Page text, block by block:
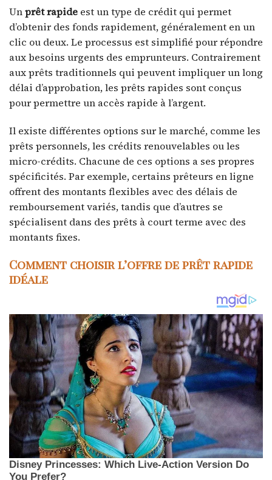
Unprêt rapide est un type de crédit qui permet
d’obtenir des fonds rapidement, généralement en un
clic ou deux. Le processus est simplifié pour répondre
aux besoins urgents des emprunteurs. Contrairement
aux prêts traditionnels qui peuvent impliquer un long
délai d’approbation, les prêts rapides sont conçus
pour permettre un accès rapide à l’argent.
Il existe différentes options sur le marché, comme les
prêts personnels, les crédits renouvelables ou les
micro-crédits. Chacune de ces options a ses propres
spécificités. Par exemple, certains prêteurs en ligne
offrent des montants flexibles avec des délais de
remboursement variés, tandis que d’autres se
spécialisent dans des prêts à court terme avec des
montants fixes.
Comment choisir l’offre de prêt rapide
idéale